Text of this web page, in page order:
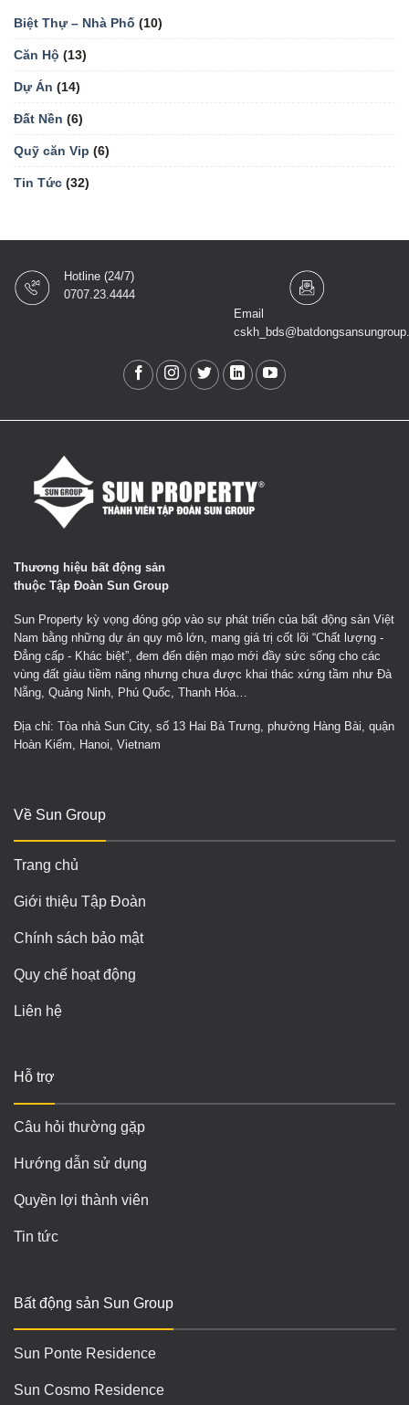
Biệt Thự – Nhà Phố (10)
Căn Hộ (13)
Dự Án (14)
Đất Nền (6)
Quỹ căn Vip (6)
Tin Tức (32)
Hotline (24/7)
0707.23.4444
Email
Thương hiệu bất động sản
thuộc Tập Đoàn Sun Group
Sun Property kỳ vọng đóng góp vào sự phát triển của bất động sản Việt
Nam bằng những dự án quy mô lớn, mang giá trị cốt lõi “Chất lượng -
Đẳng cấp - Khác biệt”, đem đến diện mạo mới đầy sức sống cho các
vùng đất giàu tiềm năng nhưng chưa được khai thác xứng tầm như Đà
Nẵng, Quảng Ninh, Phú Quốc, Thanh Hóa…
Địa chỉ: Tòa nhà Sun City, số 13 Hai Bà Trưng, phường Hàng Bài, quận
Hoàn Kiếm, Hanoi, Vietnam
Về Sun Group
Trang chủ
Giới thiệu Tập Đoàn
Chính sách bảo mật
Quy chế hoạt động
Liên hệ
Hỗ trợ
Câu hỏi thường gặp
Hướng dẫn sử dụng
Quyền lợi thành viên
Tin tức
Bất động sản Sun Group
Sun Ponte Residence
Sun Cosmo Residence